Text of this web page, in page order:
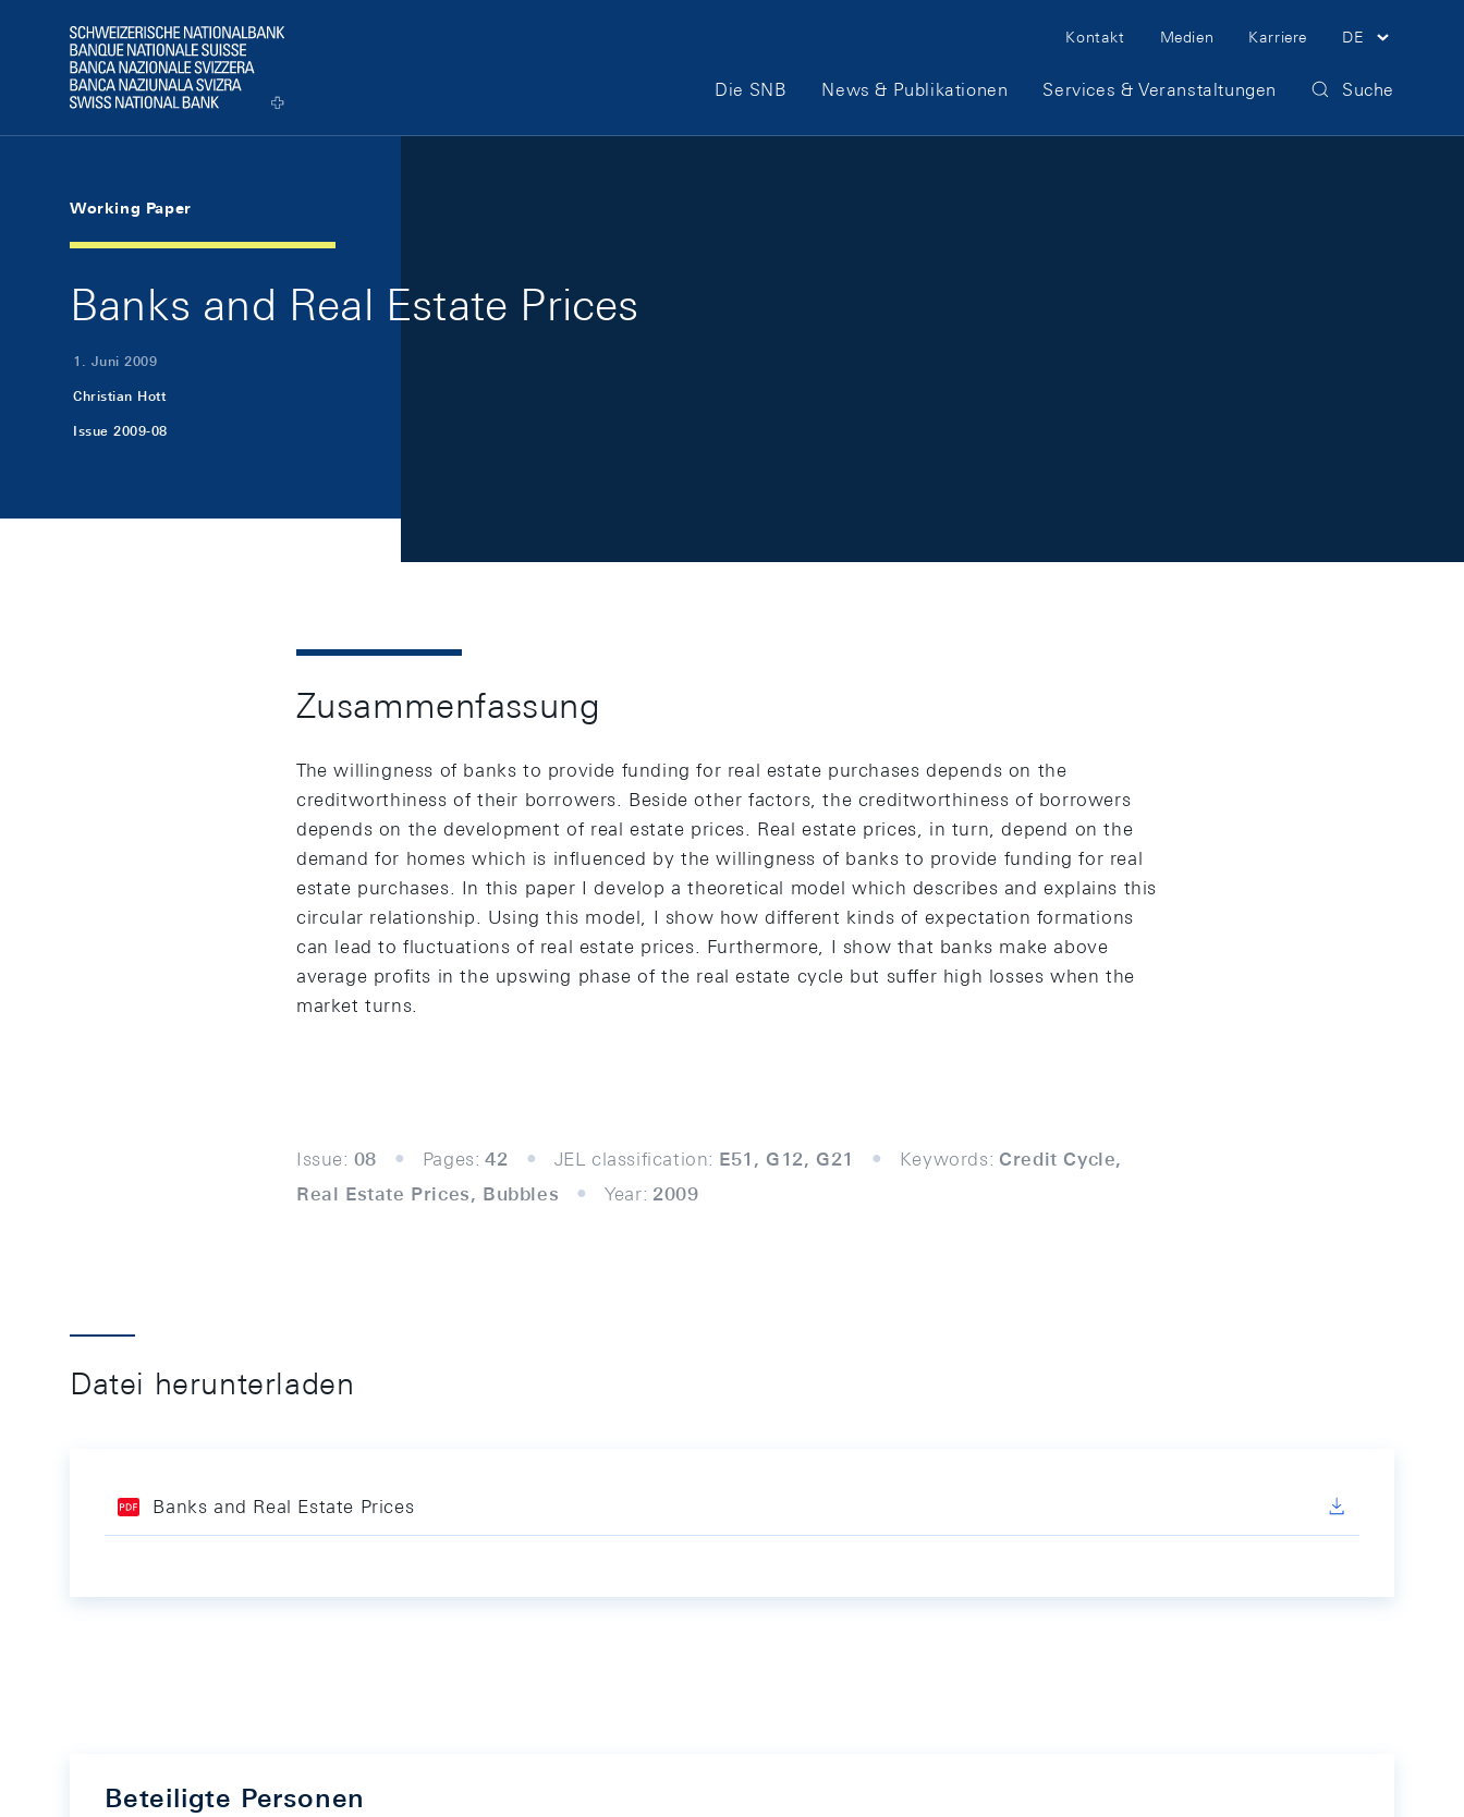
Logo
Meta Navigation
Kontakt Medien Karriere DE
Hauptnavigation
Die SNB News & Publikationen Services & Veranstaltungen Suche
Working Paper
Banks and Real Estate Prices
1. Juni 2009
Christian Hott
Issue 2009-08
Zusammenfassung
The willingness of banks to provide funding for real estate purchases depends on the
creditworthiness of their borrowers. Beside other factors, the creditworthiness of borrowers
depends on the development of real estate prices. Real estate prices, in turn, depend on the
demand for homes which is influenced by the willingness of banks to provide funding for real
estate purchases. In this paper I develop a theoretical model which describes and explains this
circular relationship. Using this model, I show how different kinds of expectation formations
can lead to fluctuations of real estate prices. Furthermore, I show that banks make above
average profits in the upswing phase of the real estate cycle but suffer high losses when the
market turns.
Issue: 08 Pages: 42 JEL classification: E51, G12, G21 Keywords: Credit Cycle,
Real Estate Prices, Bubbles
Year: 2009
Datei herunterladen
Banks and Real Estate Prices
Beteiligte Personen